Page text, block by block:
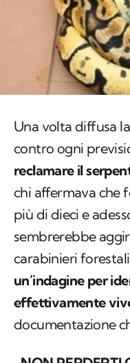
Una volta diffusa
contro ogni
reclamare il
chi affermava che
più di dieci e
sembrerebbe
carabinieri
un’indagine per
effettivamente
documentazione